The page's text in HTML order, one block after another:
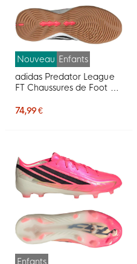
Nouveau Enfants
adidas Predator League
FT Chaussures de Foot en
Noir Rose
74,99 €
Enfants